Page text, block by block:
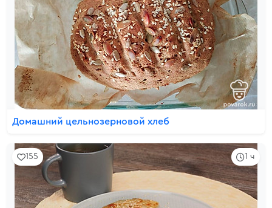
Домашний цельнозерновой хлеб
1 ч
155